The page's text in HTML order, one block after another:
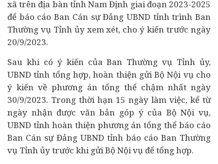
xã trên địa bàn tỉnh Nam Định giai đoạn 2023-2025
để báo cáo Ban Cán sự Đảng UBND tỉnh trình Ban
Thường vụ Tỉnh ủy xem xét, cho ý kiến trước ngày
20/9/2023.
Sau khi có ý kiến của Ban Thường vụ Tỉnh ủy,
UBND tỉnh tổng hợp, hoàn thiện gửi Bộ Nội vụ cho
ý kiến về phương án tổng thể chậm nhất ngày
30/9/2023. Trong thời hạn 15 ngày làm việc, kể từ
ngày nhận được văn bản góp ý của Bộ Nội vụ,
UBND tỉnh hoàn thiện phương án tổng thể báo cáo
Ban Cán sự Đảng UBND tỉnh báo cáo Ban Thường
vụ Tỉnh ủy trước khi gửi Bộ Nội vụ để tổng hợp.